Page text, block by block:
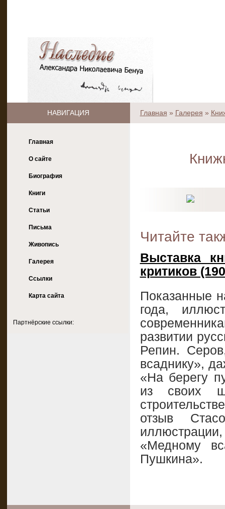
НАВИГАЦИЯ Главная » Галерея »
Читайте
Выставка
критиков
Показанные
года,
развитии
Репин.
всаднику»,
«На берегу
из своих
отзыв
«Медному
Пушкина».
Главная
О сайте
Биография
Книги
Статьи
Письма
Живопись
Галерея
Ссылки
Карта сайта
Партнёрские ссылки: